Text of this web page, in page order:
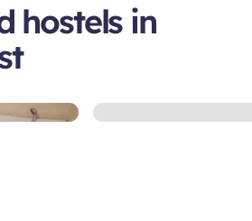
hostels in